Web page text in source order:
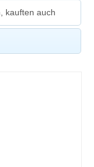
kauften auch